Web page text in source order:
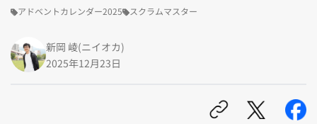
レトロスペクティブ（6）
AWS（20）
CI/CD（9）
Terraform（6）
サーバーレス（3）
CodeCommit（2）
SRE（1）
生成AI（13）
AIエージェント（4）
OpenAI（1）
Oracle APEX（5）
Python（4）
Cloud SQL（1）
Flutter（38）
Dart（6）
Swift（2）
microCMS（7）
JavaScript（4）
エンジニア組織（48）
イベント（42）
スキルアップ（24）
若手エンジニア（12）
UI/UX（5）
アドベントカレンダー2025 スクラムマスター
新岡 崚(ニイオカ)
2025年12月23日